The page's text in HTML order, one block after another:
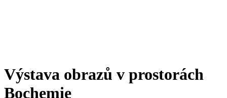
Výstava obrazů v prostorách
Bochemie